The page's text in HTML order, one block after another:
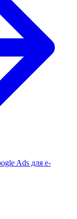
Ads для e-